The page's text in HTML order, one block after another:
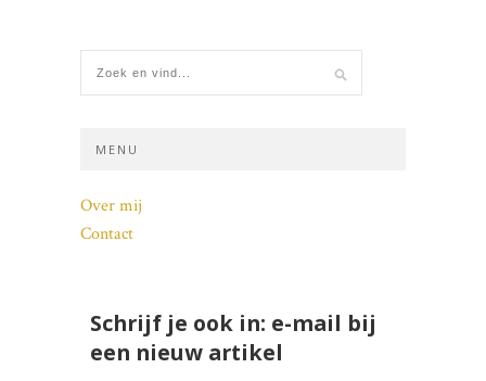
MENU
Over mij
Contact
Schrijf je ook in: e-mail bij
een nieuw artikel